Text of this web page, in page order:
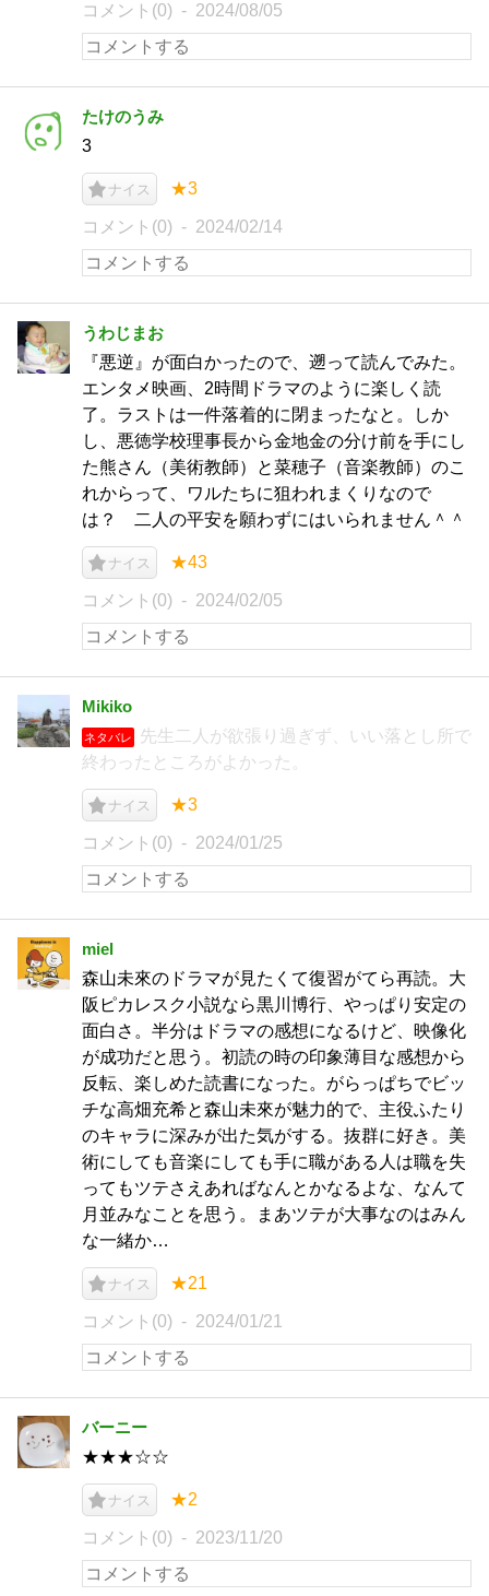
コメント(0) 2024/08/05
たけのうみ
3
ナイス ★3
コメント(0) 2024/02/14
うわじまお
『悪逆』が面白かったので、遡って読んでみた。
エンタメ映画、2時間ドラマのように楽しく読
了。ラストは一件落着的に閉まったなと。しか
し、悪徳学校理事長から金地金の分け前を手にし
た熊さん（美術教師）と菜穂子（音楽教師）のこ
れからって、ワルたちに狙われまくりなので
は？ 二人の平安を願わずにはいられません＾＾
ナイス ★43
コメント(0) 2024/02/05
Mikiko
ネタバレ
先生二人が欲張り過ぎず、いい落とし所で
終わったところがよかった。
ナイス ★3
コメント(0) 2024/01/25
miel
森山未來のドラマが見たくて復習がてら再読。大
阪ピカレスク小説なら黒川博行、やっぱり安定の
面白さ。半分はドラマの感想になるけど、映像化
が成功だと思う。初読の時の印象薄目な感想から
反転、楽しめた読書になった。がらっぱちでビッ
チな高畑充希と森山未來が魅力的で、主役ふたり
のキャラに深みが出た気がする。抜群に好き。美
術にしても音楽にしても手に職がある人は職を失
ってもツテさえあればなんとかなるよな、なんて
月並みなことを思う。まあツテが大事なのはみん
な一緒か…
ナイス ★21
コメント(0) 2024/01/21
バーニー
★★★☆☆
ナイス ★2
コメント(0) 2023/11/20